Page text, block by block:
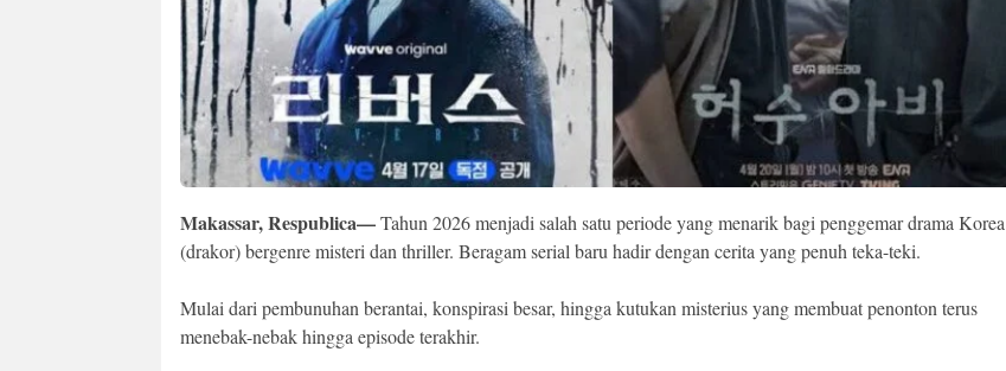
Makassar, Respublica—Tahun 2026 menjadi salah satu periode yang menarik bagi penggemar drama Korea
(drakor) bergenre misteri dan thriller. Beragam serial baru hadir dengan cerita yang penuh teka-teki.
Mulai dari pembunuhan berantai, konspirasi besar, hingga kutukan misterius yang membuat penonton terus
menebak-nebak hingga episode terakhir.